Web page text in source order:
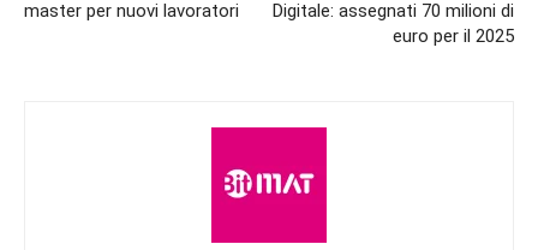
master per nuovi lavoratori
Digitale: assegnati 70 milioni di
euro per il 2025